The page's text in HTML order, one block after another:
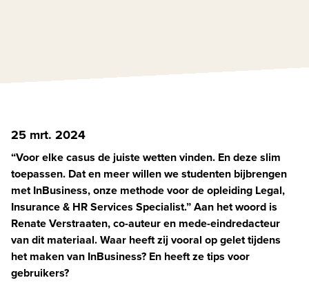
25 mrt. 2024
“Voor elke casus de juiste wetten vinden. En deze slim
toepassen. Dat en meer willen we studenten bijbrengen
met InBusiness, onze methode voor de opleiding Legal,
Insurance & HR Services Specialist.” Aan het woord is
Renate Verstraaten, co-auteur en mede-eindredacteur
van dit materiaal. Waar heeft zij vooral op gelet tijdens
het maken van InBusiness? En heeft ze tips voor
gebruikers?